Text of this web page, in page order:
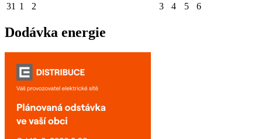
31 1 2 3 4 5 6
Dodávka energie